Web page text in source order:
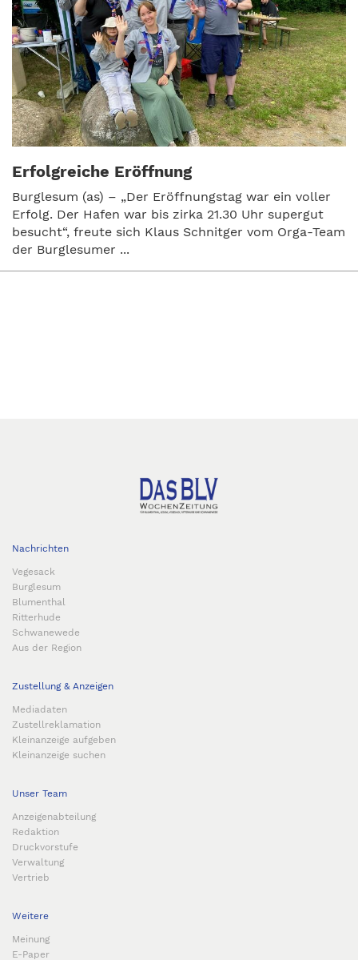
Erfolgreiche Eröffnung
Burglesum (as) – „Der Eröffnungstag war ein voller
Erfolg. Der Hafen war bis zirka 21.30 Uhr supergut
besucht“, freute sich Klaus Schnitger vom Orga-Team
der Burglesumer ...
Nachrichten
Vegesack
Burglesum
Blumenthal
Ritterhude
Schwanewede
Aus der Region
Zustellung & Anzeigen
Mediadaten
Zustellreklamation
Kleinanzeige aufgeben
Kleinanzeige suchen
Unser Team
Anzeigenabteilung
Redaktion
Druckvorstufe
Verwaltung
Vertrieb
Weitere
Meinung
E-Paper